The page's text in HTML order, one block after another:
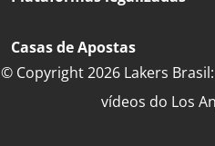
Casas de Apostas
© Copyright 2026 Lakers
vídeos do Los